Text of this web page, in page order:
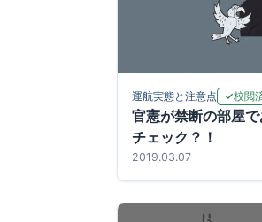
運航実態と注意点 校閲
官憲が禁断の部屋
チェック？！
2019.03.07